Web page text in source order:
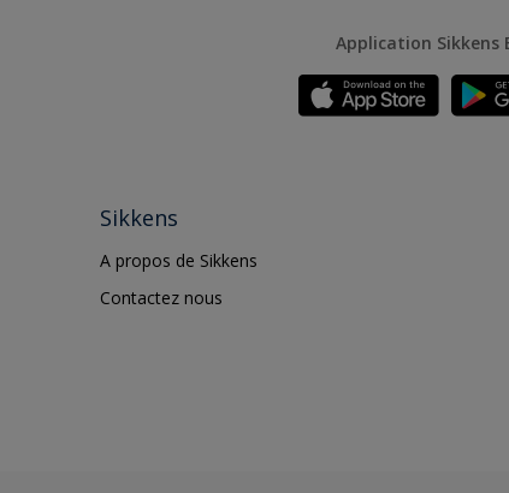
Application Sikkens
Sikkens
A propos de Sikkens
Contactez nous